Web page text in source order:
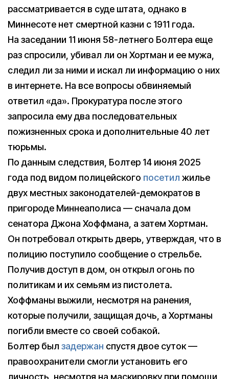
рассматривается в суде штата, однако в
Миннесоте нет смертной казни с 1911 года.
На заседании 11 июня 58-летнего Болтера еще
раз спросили, убивал ли он Хортман и ее мужа,
следил ли за ними и искал ли информацию о них
в интернете. На все вопросы обвиняемый
ответил «да». Прокуратура после этого
запросила ему два последовательных
пожизненных срока и дополнительные 40 лет
тюрьмы.
По данным следствия, Болтер 14 июня 2025
года под видом полицейского посетил жилье
двух местных законодателей-демократов в
пригороде Миннеаполиса — сначала дом
сенатора Джона Хоффмана, а затем Хортман.
Он потребовал открыть дверь, утверждая, что в
полицию поступило сообщение о стрельбе.
Получив доступ в дом, он открыл огонь по
политикам и их семьям из пистолета.
Хоффманы выжили, несмотря на ранения,
которые получили, защищая дочь, а Хортманы
погибли вместе со своей собакой.
Болтер был задержан спустя двое суток —
правоохранители смогли установить его